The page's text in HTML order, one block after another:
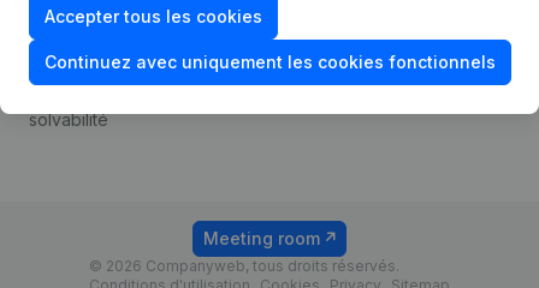
Accepter tous les cookies
Continuez avec uniquement les cookies fonctionnels
Recherche de numéro de
TVA
solvabilité
Tarifs
© 2026 Companyweb, tous droits réservés.
Meeting room